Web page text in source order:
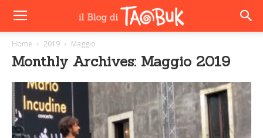
Home 2019 Maggio
Monthly Archives: Maggio 2019